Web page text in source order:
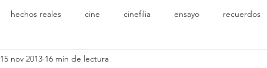
hechos reales cine cinefilia ensayo recuerdos
15 nov 2013 16 min de lectura